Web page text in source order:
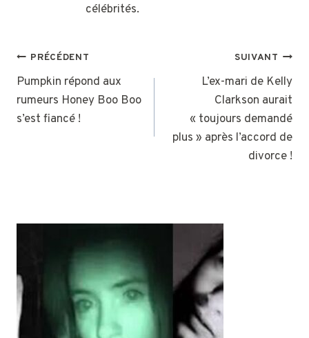
célébrités.
NAVIGATION
DE
L’ARTICLE
PRÉCÉDENT
Pumpkin répond aux
rumeurs Honey Boo Boo
s’est fiancé !
SUIVANT
L’ex-mari de Kelly
Clarkson aurait
« toujours demandé
plus » après l’accord de
divorce !